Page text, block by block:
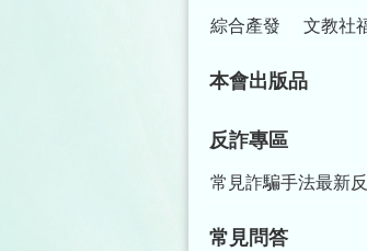
綜合產發 文教社
本會出版品
反詐專區
常見詐騙手法最新
常見問答